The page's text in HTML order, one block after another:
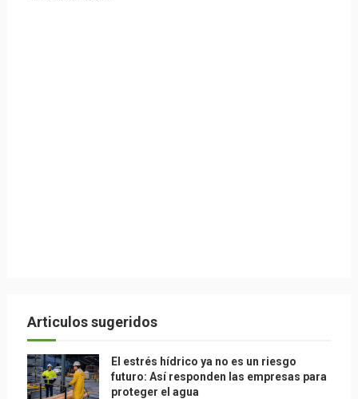
Articulos sugeridos
El estrés hídrico ya no es un riesgo
futuro: Así responden las empresas para
proteger el agua